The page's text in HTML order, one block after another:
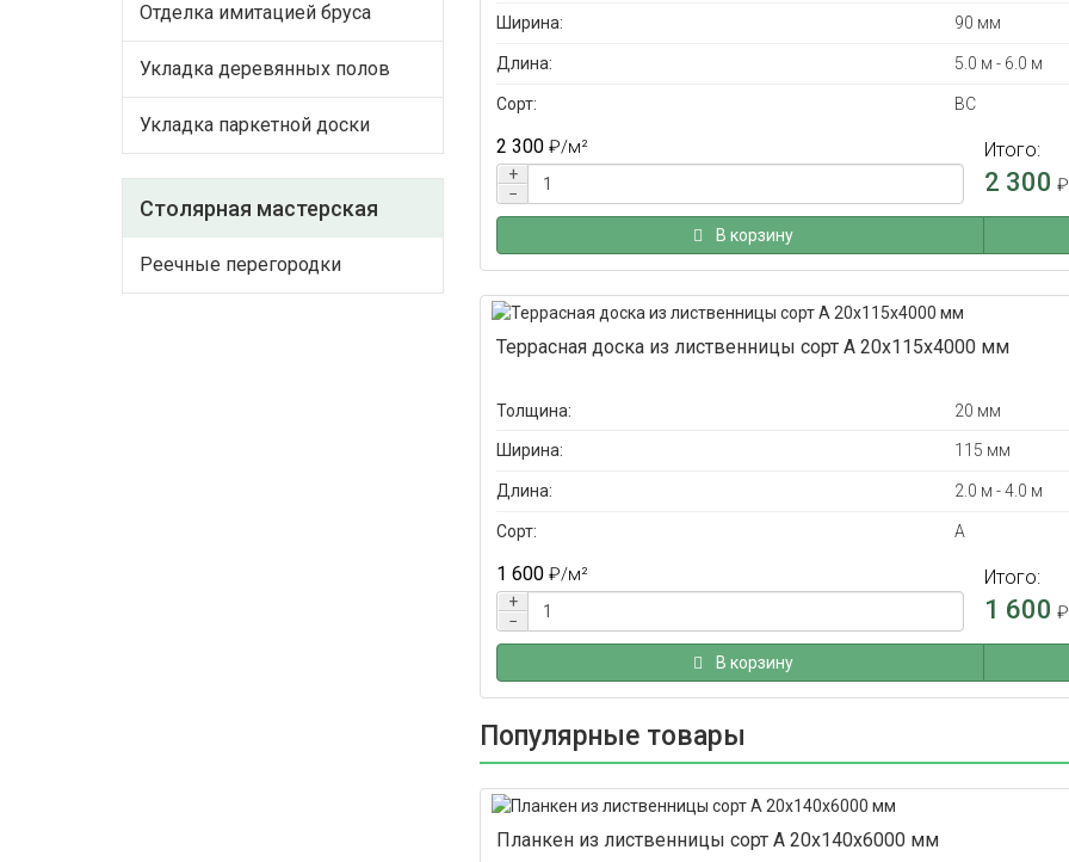
Отделка имитацией бруса
Укладка деревянных полов
Укладка паркетной доски
Столярная мастерская
Реечные перегородки
Ширина: 90 мм
Длина: 5.0 м - 6.0 м
Сорт: ВС
2 300 ₽/м²
+
−
Итого:
2 300 ₽
В корзину
Террасная доска из лиственницы сорт А 20x115x4000 мм
Толщина: 20 мм
Ширина: 115 мм
Длина: 2.0 м - 4.0 м
Сорт: А
1 600 ₽/м²
+
−
Итого:
1 600 ₽
В корзину
Популярные товары
Планкен из лиственницы сорт А 20x140x6000 мм